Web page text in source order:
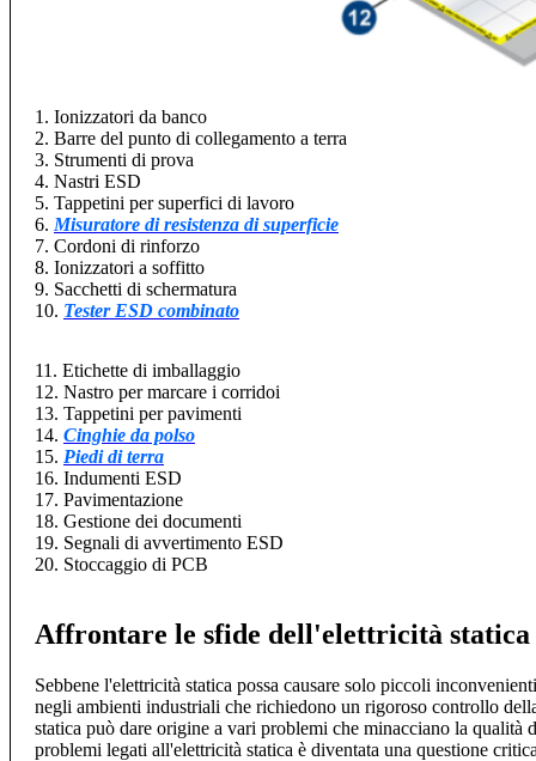
1. Ionizzatori da banco
2. Barre del punto di collegamento a terra
3. Strumenti di prova
4. Nastri ESD
5. Tappetini per superfici di lavoro
6. Misuratore di resistenza di superficie
7. Cordoni di rinforzo
8. Ionizzatori a soffitto
9. Sacchetti di schermatura
10. Tester ESD combinato
11. Etichette di imballaggio
12. Nastro per marcare i corridoi
13. Tappetini per pavimenti
14. Cinghie da polso
15. Piedi di terra
16. Indumenti ESD
17. Pavimentazione
18. Gestione dei documenti
19. Segnali di avvertimento ESD
20. Stoccaggio di PCB
Affrontare le sfide dell'elettricità
Sebbene l'elettricità statica possa causare solo piccoli
negli ambienti industriali che richiedono un rigoroso controllo
statica può dare origine a vari problemi che minacciano la
problemi legati all'elettricità statica è diventata una questione